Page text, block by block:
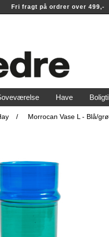
Fri fragt på ordrer over
Have
/ Morrocan Vase L - Blå/